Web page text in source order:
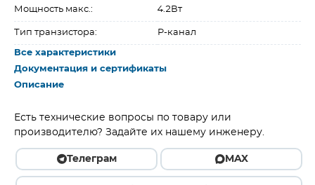
Мощность макс.: 4.2Вт
Тип транзистора: P-канал
Все характеристики
Документация и сертификаты
Описание
Есть технические вопросы по товару или
производителю? Задайте их нашему инженеру.
Телеграм MAX